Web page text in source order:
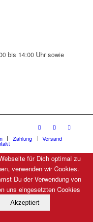
bis 14:00 Uhr sowie
Zahlung Versand
für Dich optimal zu
verwenden wir Cookies.
Du der Verwendung von
uns eingesetzten Cookies
Akzeptiert